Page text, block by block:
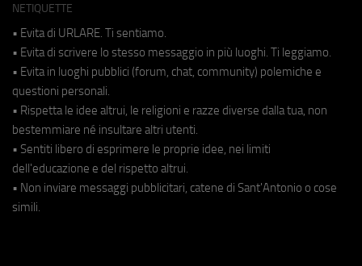
NETIQUETTE
• Evita di URLARE. Ti sentiamo.
• Evita di scrivere lo stesso messaggio in più luoghi. Ti leggiamo.
• Evita in luoghi pubblici (forum, chat, community) polemiche e
questioni personali.
• Rispetta le idee altrui, le religioni e razze diverse dalla tua, non
bestemmiare né insultare altri utenti.
• Sentiti libero di esprimere le proprie idee, nei limiti
dell'educazione e del rispetto altrui.
• Non inviare messaggi pubblicitari, catene di Sant'Antonio o cose
simili.